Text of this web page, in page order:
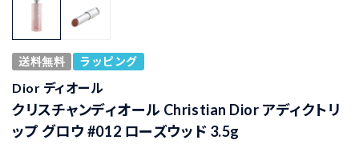
送料無料 ラッピング
Dior ディオール
クリスチャンディオール Christian Dior アディクトリ
ップ グロウ #012 ローズウッド 3.5g